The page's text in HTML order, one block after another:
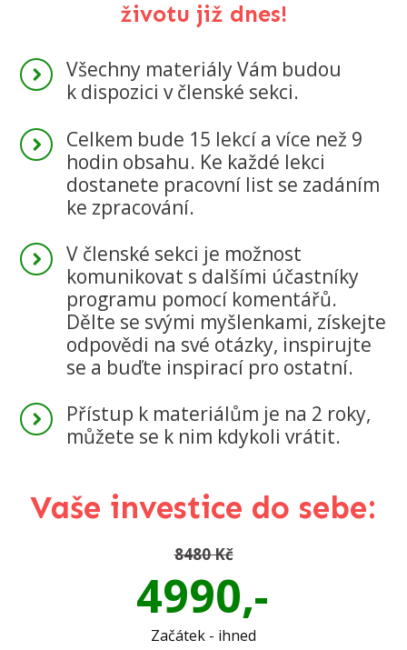
životu již dnes!
Všechny materiály Vám budou
k dispozici v členské sekci.
Celkem bude 15 lekcí a více než 9
hodin obsahu. Ke každé lekci
dostanete pracovní list se zadáním
ke zpracování.
V členské sekci je možnost
komunikovat s dalšími účastníky
programu pomocí komentářů.
Dělte se svými myšlenkami, získejte
odpovědi na své otázky, inspirujte
se a buďte inspirací pro ostatní.
Přístup k materiálům je na 2 roky,
můžete se k nim kdykoli vrátit.
Vaše investice do sebe:
8480 Kč
4990,-
Začátek - ihned